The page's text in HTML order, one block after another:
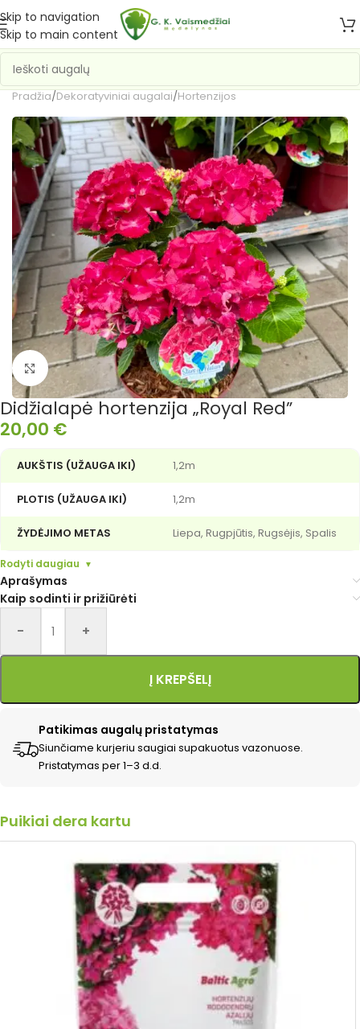
Skip to navigation
Skip to main content
Pradžia/Dekoratyviniai augalai/Hortenzijos
Išdidinti nuotrauką
Didžialapė hortenzija „Royal Red”
20,00 €
AUKŠTIS (UŽAUGA IKI) 1,2m
PLOTIS (UŽAUGA IKI) 1,2m
ŽYDĖJIMO METAS Liepa, Rugpjūtis, Rugsėjis, Spalis
Rodyti daugiau
Aprašymas
Kaip sodinti ir prižiūrėti
- +
Į KREPŠELĮ
Patikimas augalų pristatymas
Siunčiame kurjeriu saugiai supakuotus vazonuose.
Pristatymas per 1–3 d.d.
Puikiai dera kartu